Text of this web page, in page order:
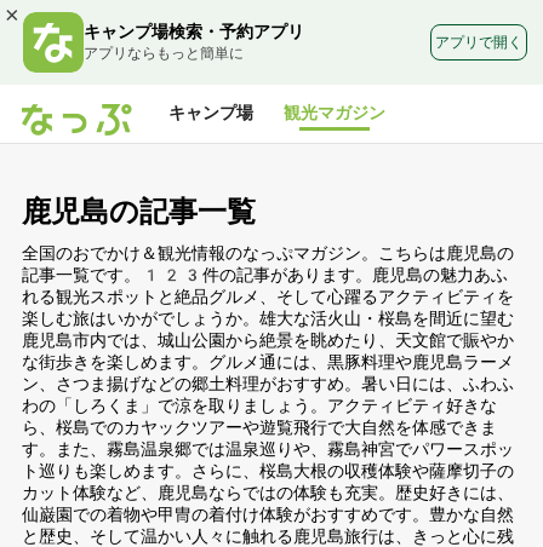
×
キャンプ場検索・予約アプリ
アプリならもっと簡単に
アプリで開く
キャンプ場 観光マガジン
鹿児島の記事一覧
全国のおでかけ＆観光情報のなっぷマガジン。こちらは鹿児島の
記事一覧です。123件の記事があります。鹿児島の魅力あふ
れる観光スポットと絶品グルメ、そして心躍るアクティビティを
楽しむ旅はいかがでしょうか。雄大な活火山・桜島を間近に望む
鹿児島市内では、城山公園から絶景を眺めたり、天文館で賑やか
な街歩きを楽しめます。グルメ通には、黒豚料理や鹿児島ラーメ
ン、さつま揚げなどの郷土料理がおすすめ。暑い日には、ふわふ
わの「しろくま」で涼を取りましょう。アクティビティ好きな
ら、桜島でのカヤックツアーや遊覧飛行で大自然を体感できま
す。また、霧島温泉郷では温泉巡りや、霧島神宮でパワースポッ
ト巡りも楽しめます。さらに、桜島大根の収穫体験や薩摩切子の
カット体験など、鹿児島ならではの体験も充実。歴史好きには、
仙巌園での着物や甲冑の着付け体験がおすすめです。豊かな自然
と歴史、そして温かい人々に触れる鹿児島旅行は、きっと心に残